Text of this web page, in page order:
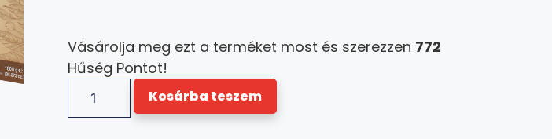
Vásárolja meg ezt a terméket most és szerezzen 772
Hűség Pontot!
Kosárba teszem